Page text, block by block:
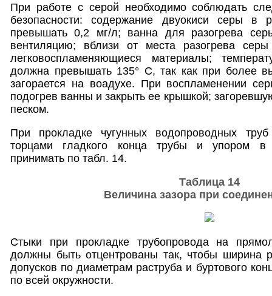
При работе с серой необходимо соблюдать
безопасности: содержание двуокиси серы в
превышать 0,2 мг/л; ванна для разогрева
вентиляцию; вблизи от места разогрева
легковоспламеняющиеся материалы;
должна превышать 135° С, так как при более
загорается на воадухе. При воспламенении
подогрев ванны и закрыть ее крышкой;
песком.
При прокладке чугунных водопроводных
торцами гладкого конца трубы и упором в
принимать по табл. 14.
Таблица 14
Величина зазора при
Стыки при прокладке трубопровода на
должны быть отцентрованы так, чтобы ширина
допусков по диаметрам раструба и буртового
по всей окружности.